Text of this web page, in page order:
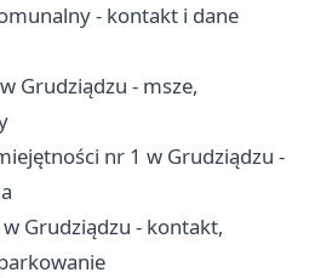
- kontakt i dane
Grudziądzu - msze,
nr 1 w Grudziądzu -
Grudziądzu - kontakt,